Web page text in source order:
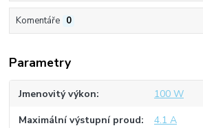
Komentáře 0
Parametry
Jmenovitý výkon 100 W
Maximální výstupní proud 4.1 A